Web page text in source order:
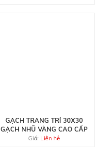
GẠCH TRANG TRÍ 30X30
GẠCH NHŨ VÀNG CAO CẤP
Giá: Liện hệ